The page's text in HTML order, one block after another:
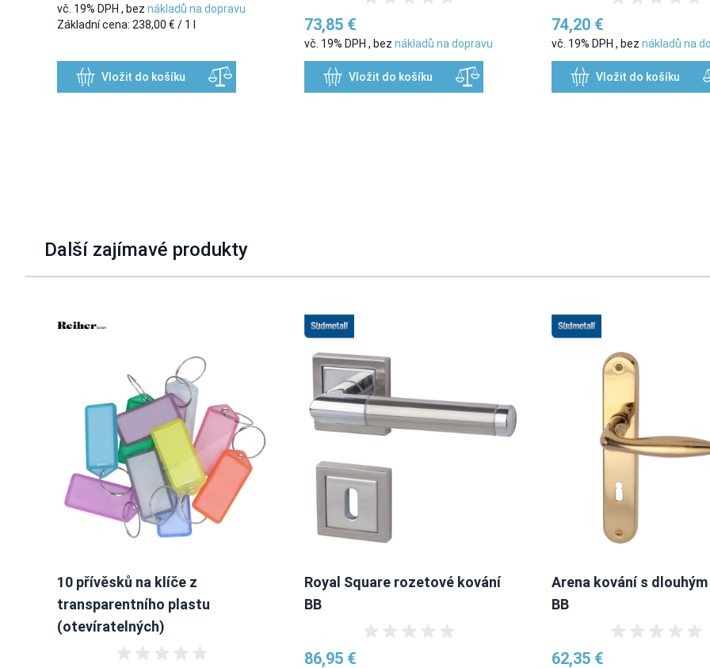
vč. 19% DPH , bez nákladů na dopravu
Základní cena: 238,00 € / 1 l
Vložit do košíku
73,85 €
vč. 19% DPH , bez nákladů na dopravu
Vložit do košíku
74,20 €
vč. 19% DPH , bez nákladů na
Vložit do košíku
Další zajímavé produkty
10 přívěsků na klíče z
transparentního plastu
(otevíratelných)
Royal Square rozetové kování
BB
86,95 €
Arena kování s
BB
62,35 €